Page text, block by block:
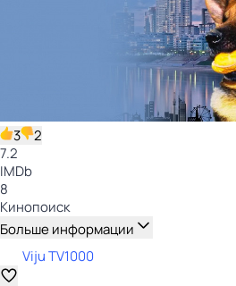
3
2
7.2
IMDb
8
Кинопоиск
Больше информации
Viju TV1000